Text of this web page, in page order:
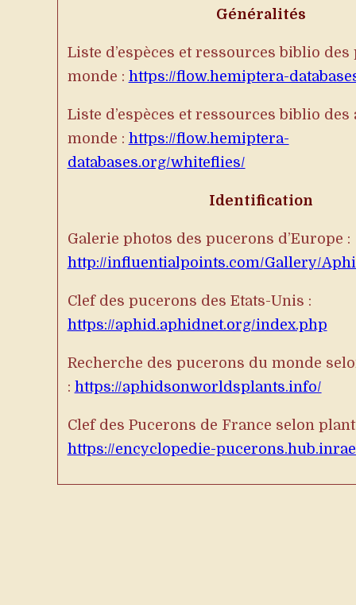
Généralités
Liste d’espèces et ressources biblio
monde : https://flow.hemiptera-
Liste d’espèces et ressources biblio
monde : https://flow.hemiptera-
databases.org/whiteflies/
Identification
Galerie photos des pucerons d’Europe :
http://influentialpoints.com/Gallery/
Clef des pucerons des Etats-Unis :
https://aphid.aphidnet.org/index.php
Recherche des pucerons du monde
: https://aphidsonworldsplants.info/
Clef des Pucerons de France selon
https://encyclopedie-